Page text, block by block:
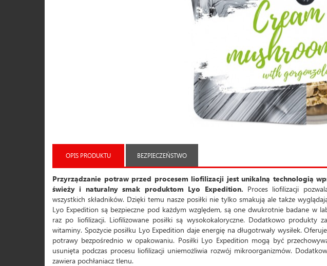
OPIS PRODUKTU BEZPIECZEŃSTWO
Przyrządzanie potraw przed procesem liofilizacji jest unikalną technologią
świeży i naturalny smak produktom Lyo Expedition. Proces liofilizacji
wszystkich składników. Dzięki temu nasze posiłki nie tylko smakują ale także
Lyo Expedition są bezpieczne pod każdym względem, są one dwukrotnie badane w
raz po liofilizacji. Liofilizowane posiłki są wysokokaloryczne. Dodatkowo produkty
witaminy. Spożycie posiłku Lyo Expedition daje energię na długotrwały wysiłek.
potrawy bezpośrednio w opakowaniu. Posiłki Lyo Expedition mogą być
usunięta podczas procesu liofilizacji uniemożliwia rozwój mikroorganizmów.
zawiera pochłaniacz tlenu.